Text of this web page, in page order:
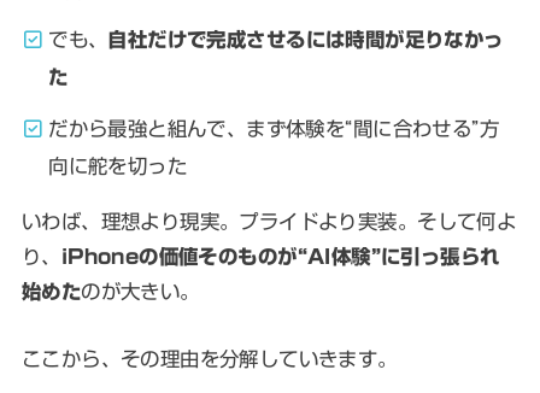
でも、 自社だけで完成させるには時間が足りなかっ
た
だから最強と組んで、まず体験を“間に合わせる”方
向に舵を切った
いわば、理想より現実。プライドより実装。そして何よ
り、 iPhoneの価値そのものが“AI体験”に引っ張られ
始めたのが大きい。
ここから、その理由を分解していきます。